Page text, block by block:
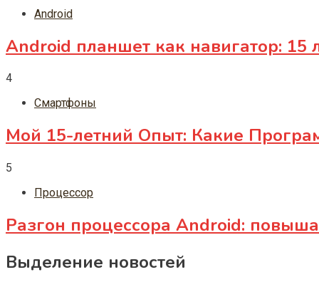
Android
Android планшет как навигатор: 15
4
Смартфоны
Мой 15-летний Опыт: Какие
5
Процессор
Разгон процессора Android:
Выделение новостей